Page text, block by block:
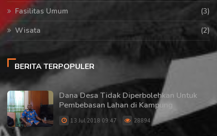
Fasilitas Umum
(3)
Wisata
(2)
BERITA TERPOPULER
Dana Desa Tidak Diperbolehkan Untuk
Pembebasan Lahan di Kampung
13 Jul 2018 09:47 28894